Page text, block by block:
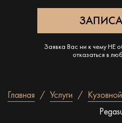
Заявка Вас ни к чему НЕ
отказаться в
Главная Услуги